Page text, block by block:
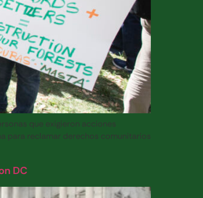
que exigieron acciones
para reclamar derechos comunitarios
DC